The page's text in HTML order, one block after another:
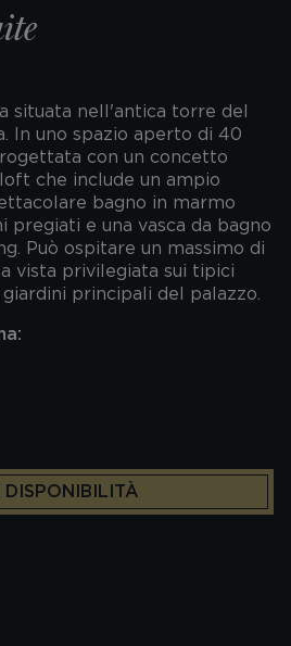
situata nell'antica torre del
In uno spazio aperto di 40
con un concetto
che include un ampio
bagno in marmo
pregiati e una vasca da bagno
Può ospitare un massimo di
vista privilegiata sui tipici
principali del palazzo.
DISPONIBILITÀ